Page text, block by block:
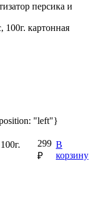
персика и
"left"}
299
₽
В
корзину